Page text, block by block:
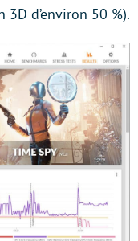
d’environ 50 %).